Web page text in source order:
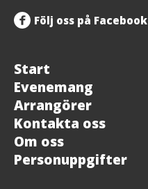
Följ oss på Facebook
Start
Evenemang
Arrangörer
Kontakta oss
Om oss
Personuppgifter